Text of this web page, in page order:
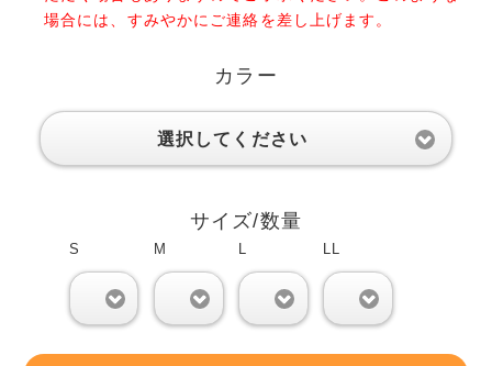
場合には、すみやかにご連絡を差し上げます。
カラー
選択してください
サイズ/数量
S M L LL